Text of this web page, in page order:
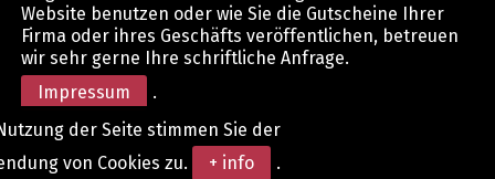
Website benutzen oder wie Sie die Gutscheine Ihrer
Firma oder ihres Geschäfts veröffentlichen, betreuen
wir sehr gerne Ihre schriftliche Anfrage.
Impressum
.
der Seite stimmen Sie der
von Cookies zu.
+ info .